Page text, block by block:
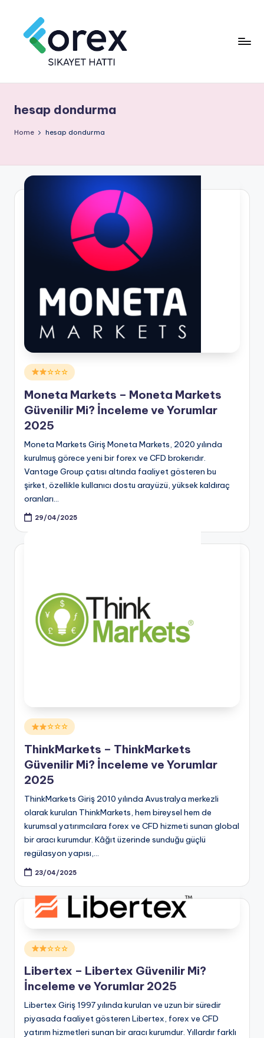
hesap dondurma
Home hesap dondurma
Posted
in
☆☆☆
Moneta Markets – Moneta Markets
Güvenilir Mi? İnceleme ve Yorumlar
2025
Moneta Markets Giriş Moneta Markets, 2020 yılında
kurulmuş görece yeni bir forex ve CFD brokerıdır.
Vantage Group çatısı altında faaliyet gösteren bu
şirket, özellikle kullanıcı dostu arayüzü, yüksek kaldıraç
oranları…
29/04/2025
Posted
in
☆☆☆
ThinkMarkets – ThinkMarkets
Güvenilir Mi? İnceleme ve Yorumlar
2025
ThinkMarkets Giriş 2010 yılında Avustralya merkezli
olarak kurulan ThinkMarkets, hem bireysel hem de
kurumsal yatırımcılara forex ve CFD hizmeti sunan global
bir aracı kurumdur. Kâğıt üzerinde sunduğu güçlü
regülasyon yapısı,…
23/04/2025
Posted
in
☆☆☆
Libertex – Libertex Güvenilir Mi?
İnceleme ve Yorumlar 2025
Libertex Giriş 1997 yılında kurulan ve uzun bir süredir
piyasada faaliyet gösteren Libertex, forex ve CFD
yatırım hizmetleri sunan bir aracı kurumdur. Yıllardır farklı